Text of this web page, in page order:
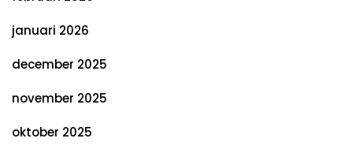
januari 2026
december 2025
november 2025
oktober 2025